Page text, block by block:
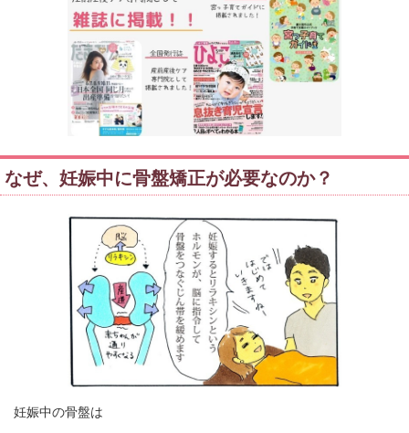
なぜ、妊娠中に骨盤矯正が必要なのか？
妊娠中の骨盤は